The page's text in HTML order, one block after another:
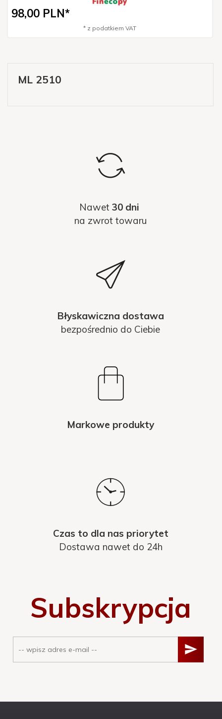
98,00 PLN*
* z podatkiem VAT
ML 2510
Nawet 30 dni
na zwrot towaru
Błyskawiczna dostawa
bezpośrednio do Ciebie
Markowe produkty
Czas to dla nas priorytet
Dostawa nawet do 24h
Subskrypcja